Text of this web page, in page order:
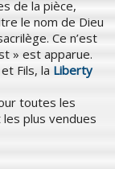
de la pièce,
le nom de Dieu
Ce n’est
» est apparue.
Fils, la Liberty
toutes les
plus vendues